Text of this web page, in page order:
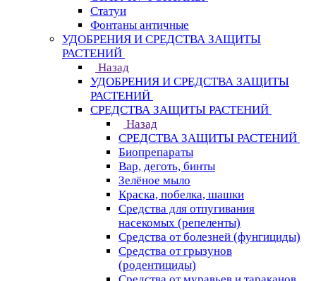
Статуи
Фонтаны античные
УДОБРЕНИЯ И СРЕДСТВА ЗАЩИТЫ
РАСТЕНИЙ
Назад
УДОБРЕНИЯ И СРЕДСТВА ЗАЩИТЫ
РАСТЕНИЙ
СРЕДСТВА ЗАЩИТЫ РАСТЕНИЙ
Назад
СРЕДСТВА ЗАЩИТЫ РАСТЕНИЙ
Биопрепараты
Вар, деготь, бинты
Зелёное мыло
Краска, побелка, шашки
Средства для отпугивания
насекомых (репеленты)
Средства от болезней (фунгициды)
Средства от грызунов
(родентициды)